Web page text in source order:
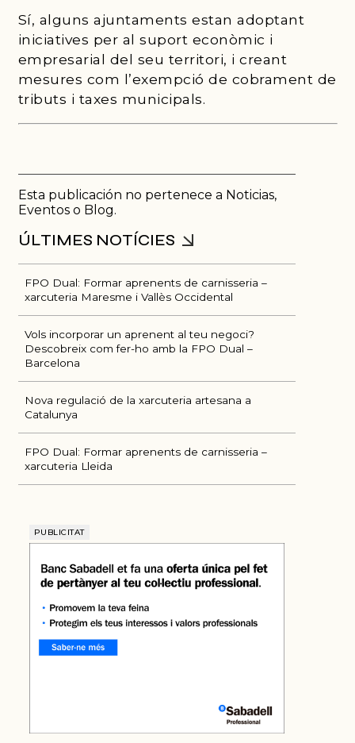
Sí, alguns ajuntaments estan adoptant
iniciatives per al suport econòmic i
empresarial del seu territori, i creant
mesures com l’exempció de cobrament de
tributs i taxes municipals.
Esta publicación no pertenece a Noticias,
Eventos o Blog.
FPO Dual: Formar aprenents de carnisseria –
xarcuteria Maresme i Vallès Occidental
Vols incorporar un aprenent al teu negoci?
Descobreix com fer-ho amb la FPO Dual –
Barcelona
Nova regulació de la xarcuteria artesana a
Catalunya
FPO Dual: Formar aprenents de carnisseria –
xarcuteria Lleida
PUBLICITAT